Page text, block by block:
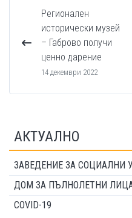
Регионален
исторически музей
– Габрово получи
ценно дарение
14 декември 2022
АКТУАЛНО
ЗАВЕДЕНИЕ ЗА СОЦИАЛНИ
ДОМ ЗА ПЪЛНОЛЕТНИ
COVID-19